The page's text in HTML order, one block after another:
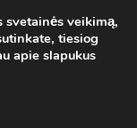
0
veikimą,
tiesiog
apie slapukus